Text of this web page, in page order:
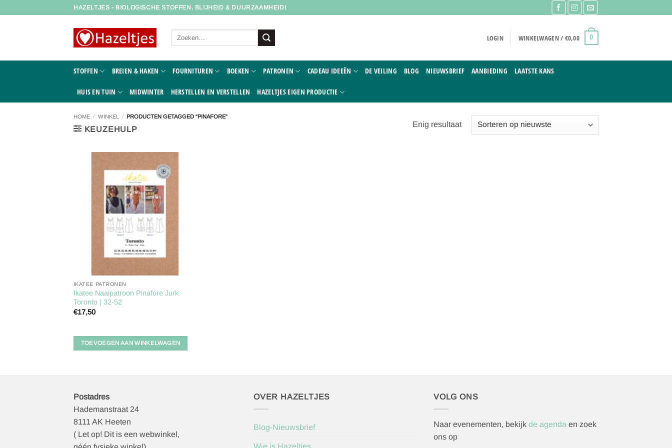
HAZELTJES - BIOLOGISCHE STOFFEN. BLIJHEID & DUURZAAMHEID!
Zoeken
LOGIN WINKELWAGEN / €0,00 0
STOFFEN BREIEN & HAKEN FOURNITUREN BOEKEN PATRONEN CADEAU IDEEËN DE VEILING BLOG NIEUWSBRIEF AANBIEDING LAATSTE KANS
HUIS EN TUIN MIDWINTER HERSTELLEN EN VERSTELLEN HAZELTJES EIGEN PRODUCTIE
HOME / WINKEL / PRODUCTEN GETAGGED “PINAFORE”
KEUZEHULP
Enig resultaat
Toevoegen
IKATEE PATRONEN
Ikatee Naaipatroon Pinafore Jurk
Toronto | 32-52
€17,50
TOEVOEGEN AAN WINKELWAGEN
Postadres
Hademanstraat 24
8111 AK Heeten
( Let op! Dit is een webwinkel,
OVER HAZELTJES
Blog-Nieuwsbrief
Wie is Hazeltjes
VOLG ONS
Naar evenementen, bekijk de agenda en zoek
ons op